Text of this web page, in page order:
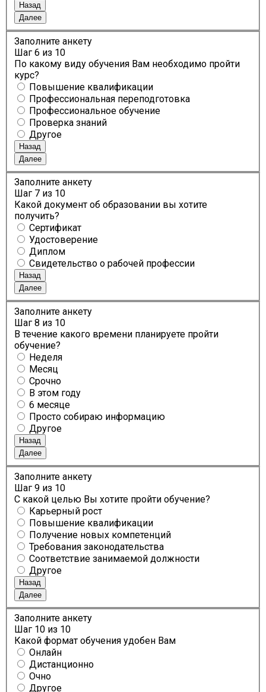
Назад
Далее
Заполните анкету
Шаг 6 из 10
По какому виду обучения Вам необходимо пройти
курс?
Повышение квалификации
Профессиональная переподготовка
Профессиональное обучение
Проверка знаний
Другое
Назад
Далее
Заполните анкету
Шаг 7 из 10
Какой документ об образовании вы хотите
получить?
Сертификат
Удостоверение
Диплом
Свидетельство о рабочей профессии
Назад
Далее
Заполните анкету
Шаг 8 из 10
В течение какого времени планируете пройти
обучение?
Неделя
Месяц
Срочно
В этом году
6 месяце
Просто собираю информацию
Другое
Назад
Далее
Заполните анкету
Шаг 9 из 10
С какой целью Вы хотите пройти обучение?
Карьерный рост
Повышение квалификации
Получение новых компетенций
Требования законодательства
Соответствие занимаемой должности
Другое
Назад
Далее
Заполните анкету
Шаг 10 из 10
Какой формат обучения удобен Вам
Онлайн
Дистанционно
Очно
Другое